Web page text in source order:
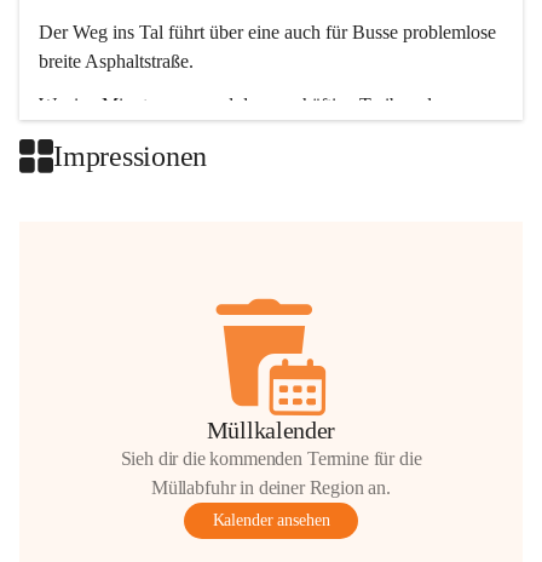
Der Weg ins Tal führt über eine auch für Busse problemlose
breite Asphaltstraße.
Wenige Minuten nur, und das geschäftige Treiben der
Impressionen
Müllkalender
Sieh dir die kommenden Termine für die
Müllabfuhr in deiner Region an.
Kalender ansehen